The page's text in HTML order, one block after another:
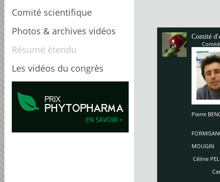
Comité scientifique
Photos & archives vidéos
Résumé étendu
Les vidéos du congrès
Comité
Pierre
MOUGIN
Céline
Carole